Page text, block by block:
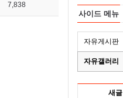
7,838
사이드 메뉴
자유게시판
자유갤러리
새글